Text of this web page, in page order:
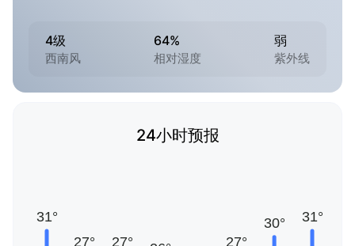
4级
西南风
64%
相对湿度
弱
紫外线
24小时预报